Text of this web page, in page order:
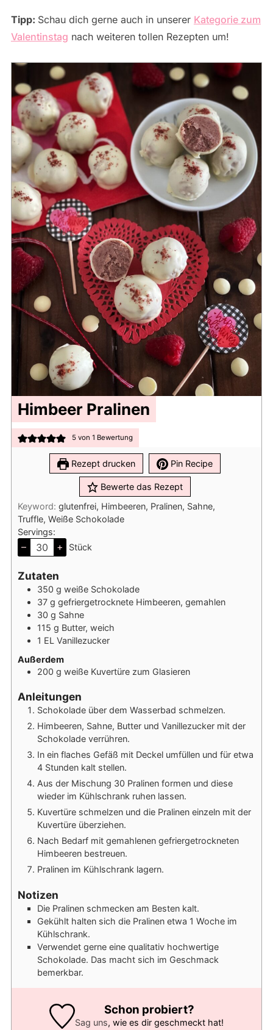
Tipp: Schau dich gerne auch in unserer Kategorie zum
Valentinstag nach weiteren tollen Rezepten um!
Himbeer Pralinen
5 von 1 Bewertung
Rezept drucken Pin Recipe
Bewerte das Rezept
Keyword: glutenfrei, Himbeeren, Pralinen, Sahne,
Truffle, Weiße Schokolade
Servings:
– + Stück
Zutaten
350 g weiße Schokolade
37 g gefriergetrocknete Himbeeren, gemahlen
30 g Sahne
115 g Butter, weich
1 EL Vanillezucker
Außerdem
200 g weiße Kuvertüre zum Glasieren
Anleitungen
Schokolade über dem Wasserbad schmelzen.
Himbeeren, Sahne, Butter und Vanillezucker mit der
Schokolade verrühren.
In ein flaches Gefäß mit Deckel umfüllen und für etwa
4 Stunden kalt stellen.
Aus der Mischung 30 Pralinen formen und diese
wieder im Kühlschrank ruhen lassen.
Kuvertüre schmelzen und die Pralinen einzeln mit der
Kuvertüre überziehen.
Nach Bedarf mit gemahlenen gefriergetrockneten
Himbeeren bestreuen.
Pralinen im Kühlschrank lagern.
Notizen
Die Pralinen schmecken am Besten kalt.
Gekühlt halten sich die Pralinen etwa 1 Woche im
Kühlschrank.
Verwendet gerne eine qualitativ hochwertige
Schokolade. Das macht sich im Geschmack
bemerkbar.
Schon probiert?
Sag uns, wie es dir geschmeckt hat!